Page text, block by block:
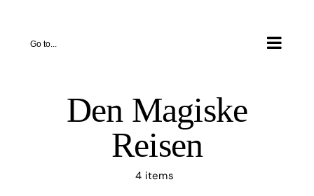
content
Go to...
Den Magiske
Reisen
4 items